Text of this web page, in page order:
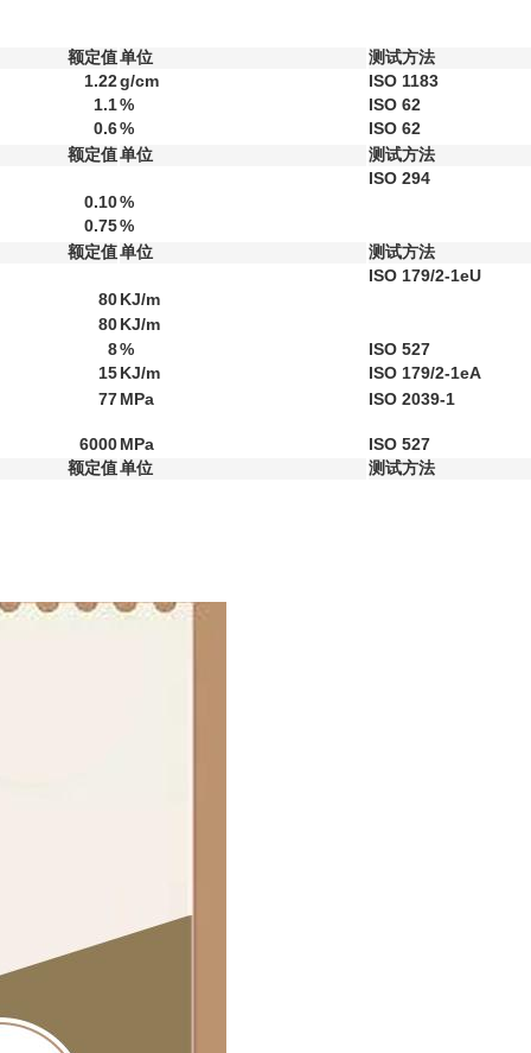
额定值单位
测试方法
1.22g/cm
ISO 1183
1.1%
ISO 62
0.6%
ISO 62
额定值单位
测试方法
ISO 294
0.10%
0.75%
额定值单位
测试方法
ISO 179/2-1eU
80KJ/m
80KJ/m
8%
ISO 527
15KJ/m
ISO 179/2-1eA
77MPa ISO 2039-1
6000MPa
ISO 527
额定值单位 测试方法